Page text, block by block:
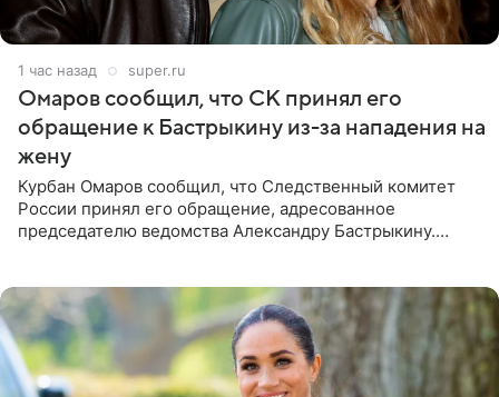
1 час назад super.ru
Омаров сообщил, что СК принял его
обращение к Бастрыкину из-за нападения на
жену
Курбан Омаров сообщил, что Следственный комитет
России принял его обращение, адресованное
председателю ведомства Александру Бастрыкину.